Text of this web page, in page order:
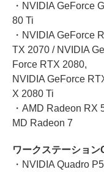
・NVIDIA GeForce
80 Ti
・NVIDIA GeForce
TX 2070 / NVIDIA
Force RTX 2080,
NVIDIA GeForce
X 2080 Ti
・AMD Radeon RX
MD Radeon 7
ワークステーション
・NVIDIA Quadro